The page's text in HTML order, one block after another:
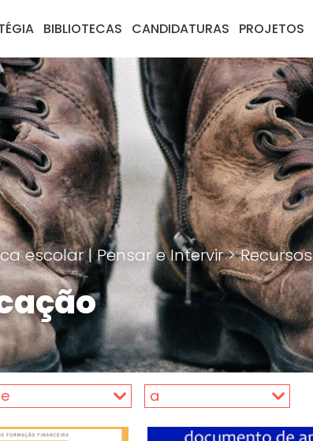
BIBLIOTECAS CANDIDATURAS PROJETOS
escolar | Pensar e Intervir>Recursos